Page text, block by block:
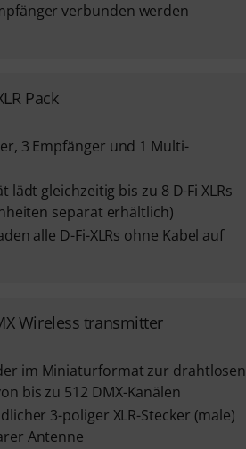
verbunden werden
Pack
3 Empfänger und 1 Multi-
lädt gleichzeitig bis zu 8 D-Fi XLRs
separat erhältlich)
alle D-Fi-XLRs ohne Kabel auf
Wireless transmitter
im Miniaturformat zur drahtlosen
bis zu 512 DMX-Kanälen
3-poliger XLR-Stecker (male)
Antenne